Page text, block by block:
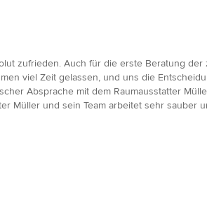
zufrieden. Auch für die erste Beratung der
viel Zeit gelassen, und uns die
Absprache mit dem Raumausstatter
Müller und sein Team arbeitet sehr sauber